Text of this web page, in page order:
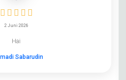
2026
mungkin selagi masih
karena orang yang